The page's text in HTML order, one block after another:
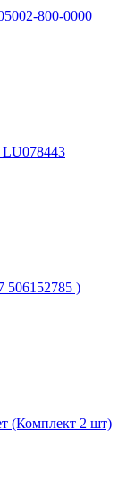
800-0000
LU078443
506152785 )
(Комплект 2 шт)